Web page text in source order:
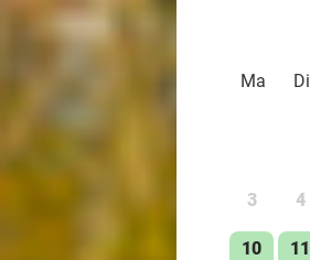
Ma
Di
3 4
10 11